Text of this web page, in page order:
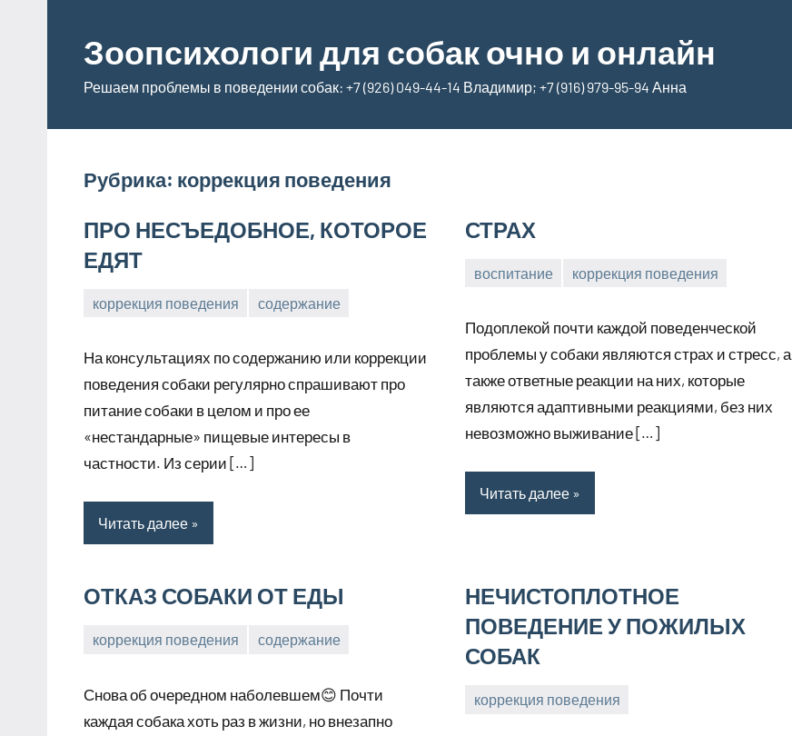
содержимому
Зоопсихологи для собак очно и онлайн
Решаем проблемы в поведении собак: +7 (926) 049-44-14 Владимир; +7 (916) 979-95-94 Анна
Рубрика: коррекция поведения
ПРО НЕСЪЕДОБНОЕ, КОТОРОЕ
ЕДЯТ
коррекция поведения содержание
2026
Анна
На консультациях по содержанию или коррекции
поведения собаки регулярно спрашивают про
питание собаки в целом и про ее
«нестандарные» пищевые интересы в
частности. Из серии […]
Читать далее
СТРАХ
воспитание коррекция поведения
2026
Подоплекой почти каждой поведенческой
проблемы у собаки являются страх и стресс, а
также ответные реакции на них, которые
являются адаптивными реакциями, без них
невозможно выживание […]
Читать далее
ОТКАЗ СОБАКИ ОТ ЕДЫ
коррекция поведения содержание
2026
Анна
Снова об очередном наболевшем😊 Почти
каждая собака хоть раз в жизни, но внезапно
НЕЧИСТОПЛОТНОЕ
ПОВЕДЕНИЕ У ПОЖИЛЫХ
СОБАК
коррекция поведения
Анна